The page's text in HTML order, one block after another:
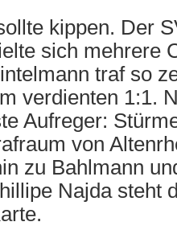
kippen. Der
sich mehrere
traf so
verdienten 1:1.
Aufreger:
von
zu Bahlmann
Najda steht